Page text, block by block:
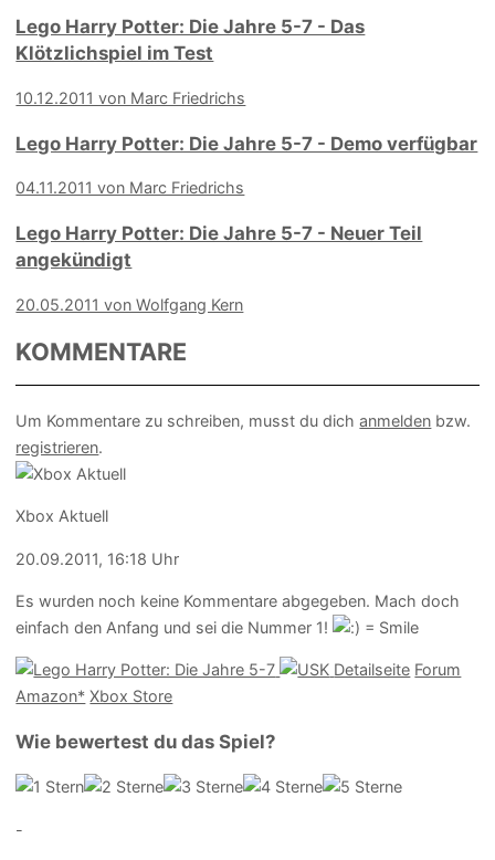
Lego Harry Potter: Die Jahre 5-7 - Das
Klötzlichspiel im Test
10.12.2011 von Marc Friedrichs
Lego Harry Potter: Die Jahre 5-7 - Demo verfügbar
04.11.2011 von Marc Friedrichs
Lego Harry Potter: Die Jahre 5-7 - Neuer Teil
angekündigt
20.05.2011 von Wolfgang Kern
KOMMENTARE
Um Kommentare zu schreiben, musst du dichanmelden bzw.
registrieren.
Xbox Aktuell
20.09.2011, 16:18 Uhr
Es wurden noch keine Kommentare abgegeben. Mach doch
einfach den Anfang und sei die Nummer 1!
Detailseite Forum
Amazon* Xbox Store
Wie bewertest du das Spiel?
-